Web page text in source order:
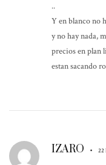
..
Y en blanco no
y no hay nada,
precios en plan
estan sacando
IZARO • 22